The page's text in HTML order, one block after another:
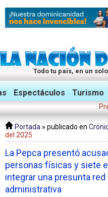
Todo tu país, en un
Twitter Facebook
Espectáculos Turismo
Portada » publicado en
del 2025
La Pepca presentó
personas físicas y siete
integrar una presunta
administrativa